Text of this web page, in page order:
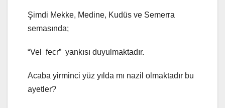
Şimdi Mekke, Medine, Kudüs ve Semerra
semasında;
“Vel fecr” yankısı duyulmaktadır.
Acaba yirminci yüz yılda mı nazil olmaktadır bu
ayetler?